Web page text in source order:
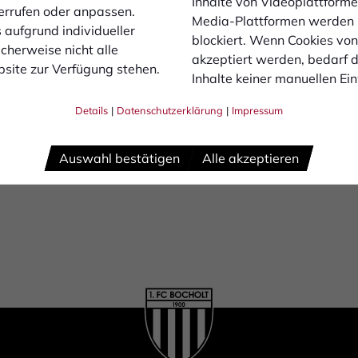
oder anpassen.
aufgrund individueller
nicht alle
zur Verfügung stehen.
Media-Plattformen
blockiert. Wenn Cookies
akzeptiert werden, bedarf
Inhalte keiner manuellen
Details | Datenschutzerklärung | Impressum
Auswahl bestätigen Alle akzeptieren
13 Uhr. Der Ticketverkauf erfolgt über die Tageskasse
vorheriger Anmeldung erlaubt:
Meter Stocklänge mit Plastik-LeerrohrSchwenkfahnen ab
Satz ErsatzakkusTrommeln, unten offen oder einsehbar
bis 2,0 Meter Stocklänge mit Plastik-
Ort sind die beiden Fanbeauftragten Marco Schneider